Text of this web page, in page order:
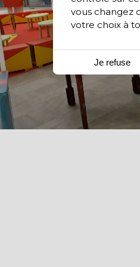
vous changez
votre choix à
Je refuse